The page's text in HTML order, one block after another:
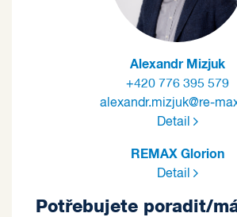
Alexandr Mizjuk
+420 776 395 579
alexandr.mizjuk@re-
Detail
REMAX Glorion
Detail
Potřebujete poradit/